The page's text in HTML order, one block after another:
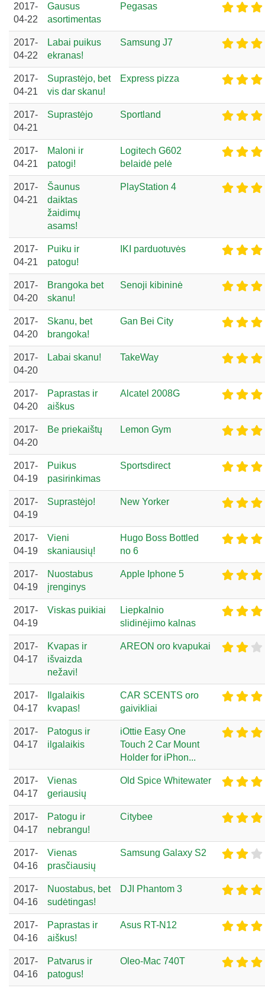
2017-
04-22
Gausus
asortimentas
Pegasas
2017-
04-22
Labai puikus
ekranas!
Samsung J7
2017-
04-21
Suprastėjo, bet
vis dar skanu!
Express pizza
2017-
04-21
Suprastėjo Sportland
2017-
04-21
Maloni ir
patogi!
Logitech G602
belaidė pelė
2017-
04-21
Šaunus
daiktas
žaidimų
asams!
PlayStation 4
2017-
04-21
Puiku ir
patogu!
IKI parduotuvės
2017-
04-20
Brangoka bet
skanu!
Senoji kibininė
2017-
04-20
Skanu, bet
brangoka!
Gan Bei City
2017-
04-20
Labai skanu! TakeWay
2017-
04-20
Paprastas ir
aiškus
Alcatel 2008G
2017-
04-20
Be priekaištų Lemon Gym
2017-
04-19
Puikus
pasirinkimas
Sportsdirect
2017-
04-19
Suprastėjo! New Yorker
2017-
04-19
Vieni
skaniausių!
Hugo Boss Bottled
no 6
2017-
04-19
Nuostabus
įrenginys
Apple Iphone 5
2017-
04-19
Viskas puikiai
Liepkalnio
slidinėjimo kalnas
2017-
04-17
Kvapas ir
išvaizda
nežavi!
AREON oro kvapukai
2017-
04-17
Ilgalaikis
kvapas!
CAR SCENTS oro
gaivikliai
2017-
04-17
Patogus ir
ilgalaikis
iOttie Easy One
Touch 2 Car Mount
Holder for iPhon...
2017-
04-17
Vienas
geriausių
Old Spice Whitewater
2017-
04-17
Patogu ir
nebrangu!
Citybee
2017-
04-16
Vienas
prasčiausių
Samsung Galaxy S2
2017-
04-16
Nuostabus, bet
sudėtingas!
DJI Phantom 3
2017-
04-16
Paprastas ir
aiškus!
Asus RT-N12
2017-
04-16
Patvarus ir
patogus!
Oleo-Mac 740T